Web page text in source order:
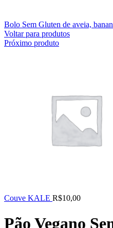
Bolo Sem Gluten de aveia,
Voltar para produtos
Próximo produto
Couve KALE R$10,00
Pão Vegano